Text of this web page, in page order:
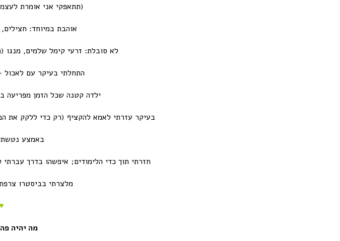
(תתאפקי אני אומרת
אוהבת במיוחד:
לא סובלת: זרעי קימל שלמים, מנגו (
התחלתי בעיקר עם
ילדה קטנה שכל הזמן מפריעה
בעיקר עזרתי לאמא להקציף (רק כדי ללקק את
באמצע
חזרתי תוך כדי הלימודים; איפשהו בדרך
מלצרתי בביסטרו
מה יהיה